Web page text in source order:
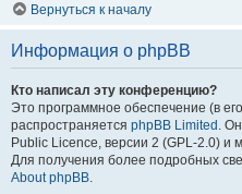
Вернуться к началу
Информация о phpBB
Кто написал эту конференцию?
Это программное обеспечение (в
распространяется phpBB Limited .
Public Licence, версии 2 (GPL-2.0) и
Для получения более подробных
About phpBB.